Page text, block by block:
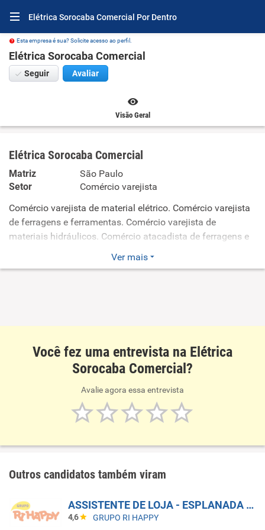
Elétrica Sorocaba Comercial Por Dentro
Esta empresa é sua? Solicite acesso ao perfil.
Elétrica Sorocaba Comercial
Seguir Avaliar
Visão Geral
Elétrica Sorocaba Comercial
Matriz
São Paulo
Setor
Comércio varejista
Comércio varejista de material elétrico. Comércio varejista
de ferragens e ferramentas. Comércio varejista de
materiais hidráulicos. Comércio atacadista de ferragens e
Ver mais
Você fez uma entrevista na Elétrica
Sorocaba Comercial?
Avalie agora essa entrevista
Outros candidatos também viram
ASSISTENTE DE LOJA - ESPLANADA SHOPPING
4,6 GRUPO RI HAPPY